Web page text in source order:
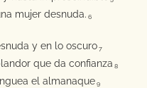
mujer desnuda. 6
y en lo oscuro 7
que da confianza 8
el almanaque 9